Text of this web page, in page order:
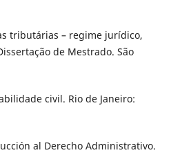
tributárias – regime jurí­dico,
de Mestrado. São
civil. Rio de Janeiro:
al Derecho Administrativo.